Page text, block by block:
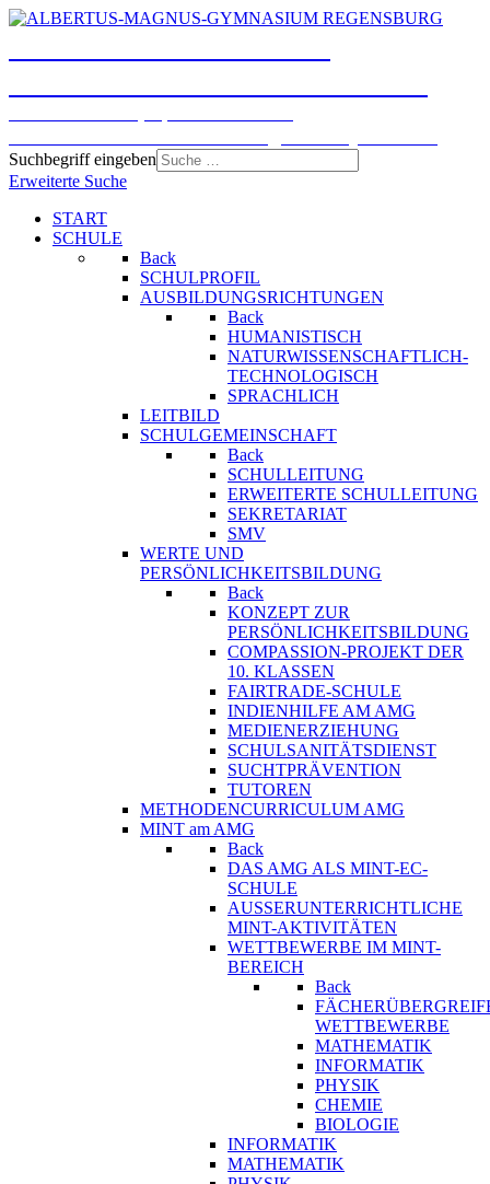
Suchbegriff eingeben
Erweiterte Suche
START
SCHULE
Back
SCHULPROFIL
AUSBILDUNGSRICHTUNGEN
Back
HUMANISTISCH
NATURWISSENSCHAFTLICH-
TECHNOLOGISCH
SPRACHLICH
LEITBILD
SCHULGEMEINSCHAFT
Back
SCHULLEITUNG
ERWEITERTE SCHULLEITUNG
SEKRETARIAT
SMV
WERTE UND
PERSÖNLICHKEITSBILDUNG
Back
KONZEPT ZUR
PERSÖNLICHKEITSBILDUNG
COMPASSION-PROJEKT DER
10. KLASSEN
FAIRTRADE-SCHULE
INDIENHILFE AM AMG
MEDIENERZIEHUNG
SCHULSANITÄTSDIENST
SUCHTPRÄVENTION
TUTOREN
METHODENCURRICULUM AMG
MINT am AMG
Back
DAS AMG ALS MINT-EC-
SCHULE
AUSSERUNTERRICHTLICHE
MINT-AKTIVITÄTEN
WETTBEWERBE IM MINT-
BEREICH
Back
WETTBEWERBE
MATHEMATIK
INFORMATIK
PHYSIK
CHEMIE
BIOLOGIE
INFORMATIK
MATHEMATIK